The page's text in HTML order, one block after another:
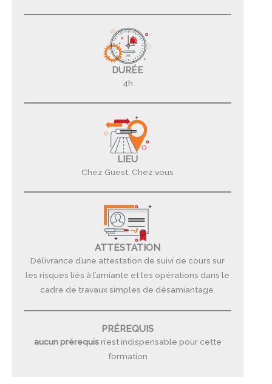
DURÉE
4h
LIEU
Chez Guest, Chez vous
ATTESTATION
Délivrance d’une attestation de suivi de cours sur
les risques liés à l’amiante et les opérations dans le
cadre de travaux simples de désamiantage.
PRÉREQUIS
aucun prérequisn’est indispensable pour cette
formation